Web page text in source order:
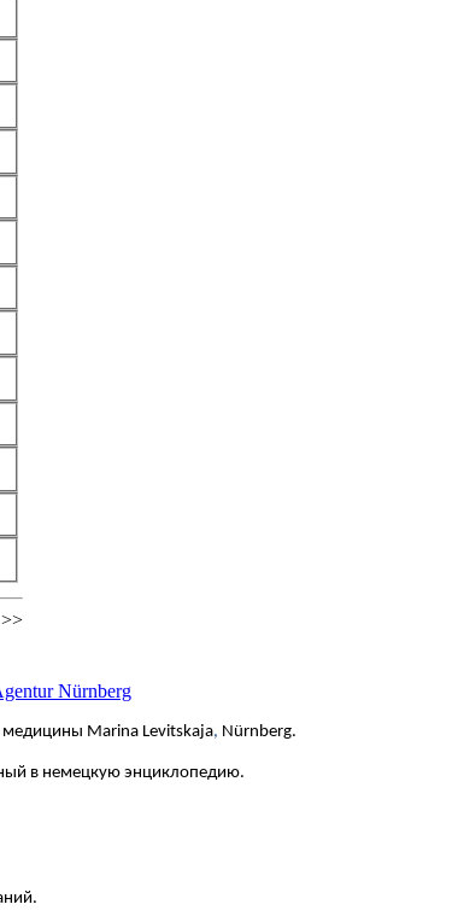
>>
Nürnberg
медицины Marina Levitskaja, Nürnberg.
в немецкую энциклопедию.